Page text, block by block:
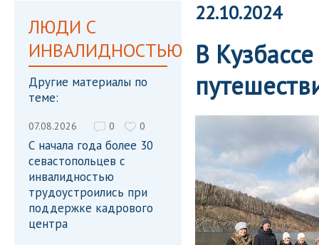
ЛЮДИ С
ИНВАЛИДНОСТЬЮ
Другие материалы по
теме:
07.08.2026 0 0
С начала года более 30
севастопольцев с
инвалидностью
трудоустроились при
поддержке кадрового
центра
22.10.2024
В